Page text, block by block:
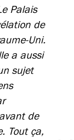
Palais
de
Uni.
a aussi
sujet
de
Tout ça,